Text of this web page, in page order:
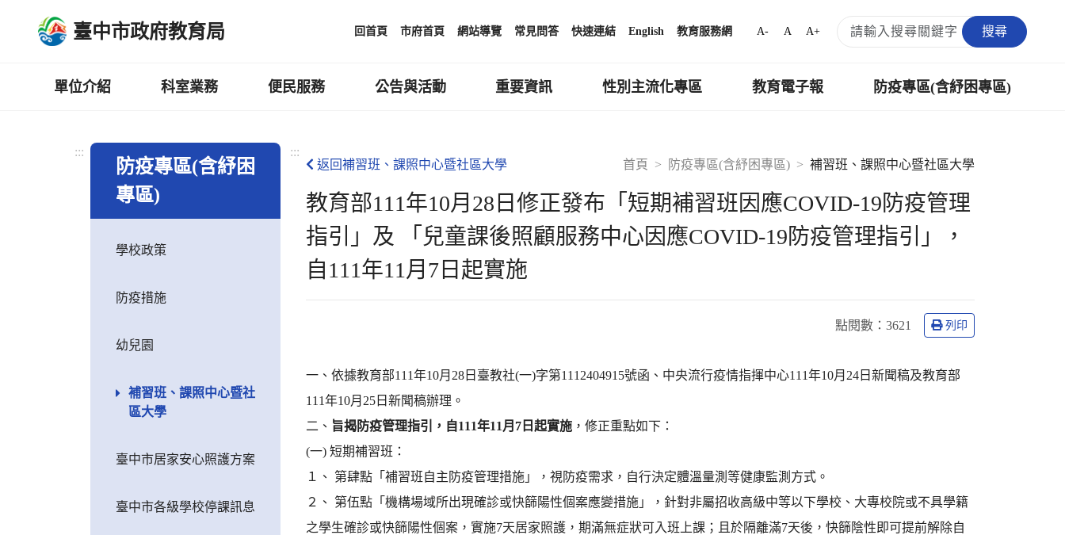
臺中市政府教育局 回首頁 市府首頁 網站導覽 常見問答 快速連結 English 教育服務網 A- A A+ 搜尋
單位介紹 科室業務 便民服務 公告與活動 重要資訊 性別主流化專區 教育電子報 防疫專區(含紓困專區)
:::
防疫專區(含紓困
專區)
學校政策
防疫措施
幼兒園
補習班、課照中心暨社
區大學
臺中市居家安心照護方案
臺中市各級學校停課訊息
:::
首頁
防疫專區(含紓困專區) 補習班、課照中心暨社區大學
返回補習班、課照中心暨社區大學
教育部111年10月28日修正發布「短期補習班因應COVID-19防疫管理
指引」及 「兒童課後照顧服務中心因應COVID-19防疫管理指引」，
自111年11月7日起實施
點閱數 ：3621 列印
一、依據教育部111年10月28日臺教社(一)字第1112404915號函、中央流行疫情指揮中心111年10月24日新聞稿及教育部
111年10月25日新聞稿辦理。
二、 旨揭防疫管理指引，自111年11月7日起實施 ，修正重點如下：
(一) 短期補習班：
１、 第肆點「補習班自主防疫管理措施」，視防疫需求，自行決定體溫量測等健康監測方式。
２、 第伍點「機構場域所出現確診或快篩陽性個案應變措施」，針對非屬招收高級中等以下學校、大專校院或不具學籍
之學生確診或快篩陽性個案，實施7天居家照護，期滿無症狀可入班上課；且於隔離滿7天後，快篩陰性即可提前解除自